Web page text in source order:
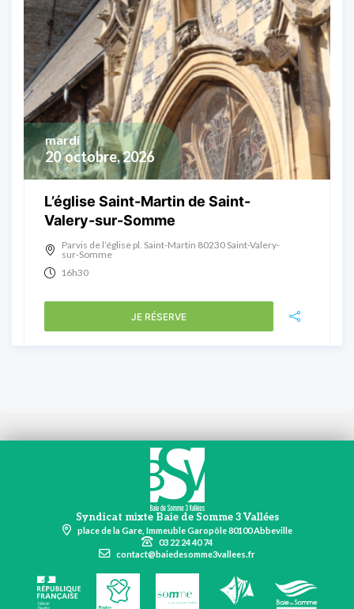
20 octobre, 2026
mardi
L’église Saint-Martin de Saint-
Valery-sur-Somme
Parvis de l’église pl. Saint-Martin 80230 Saint-Valery-
sur-Somme
16h30
JE RÉSERVE
Syndicat mixte Baie de Somme 3 Vallées
place de la Gare, Immeuble Garopôle 80100 Abbeville
03 22 24 40 74
contact@baiedesomme3vallees.fr